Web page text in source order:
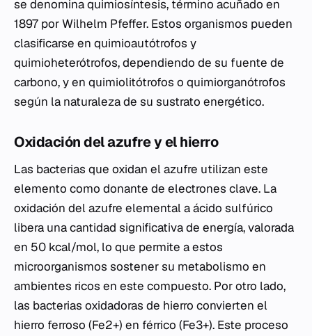
se denomina quimiosíntesis, término acuñado en
1897 por Wilhelm Pfeffer. Estos organismos pueden
clasificarse en quimioautótrofos y
quimioheterótrofos, dependiendo de su fuente de
carbono, y en quimiolitótrofos o quimiorganótrofos
según la naturaleza de su sustrato energético.
Oxidación del azufre y el hierro
Las bacterias que oxidan el azufre utilizan este
elemento como donante de electrones clave. La
oxidación del azufre elemental a ácido sulfúrico
libera una cantidad significativa de energía, valorada
en 50 kcal/mol, lo que permite a estos
microorganismos sostener su metabolismo en
ambientes ricos en este compuesto. Por otro lado,
las bacterias oxidadoras de hierro convierten el
hierro ferroso (Fe2+) en férrico (Fe3+). Este proceso